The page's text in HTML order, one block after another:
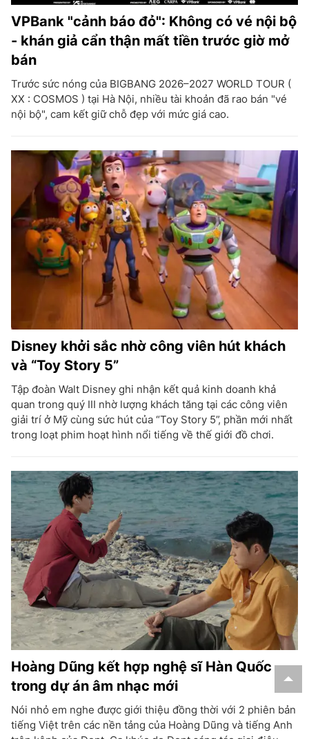
VPBank "cảnh báo đỏ": Không có vé nội bộ
- khán giả cẩn thận mất tiền trước giờ mở
bán
Trước sức nóng của BIGBANG 2026–2027 WORLD TOUR (
XX : COSMOS ) tại Hà Nội, nhiều tài khoản đã rao bán "vé
nội bộ", cam kết giữ chỗ đẹp với mức giá cao.
Disney khởi sắc nhờ công viên hút khách
và “Toy Story 5”
Tập đoàn Walt Disney ghi nhận kết quả kinh doanh khả
quan trong quý III nhờ lượng khách tăng tại các công viên
giải trí ở Mỹ cùng sức hút của “Toy Story 5”, phần mới nhất
trong loạt phim hoạt hình nổi tiếng về thế giới đồ chơi.
Hoàng Dũng kết hợp nghệ sĩ Hàn Quốc
trong dự án âm nhạc mới
Nói nhỏ em nghe được giới thiệu đồng thời với 2 phiên bản
tiếng Việt trên các nền tảng của Hoàng Dũng và tiếng Anh